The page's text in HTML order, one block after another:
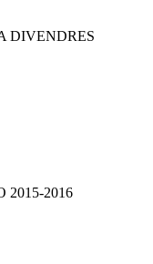
DIVENDRES
2015-2016